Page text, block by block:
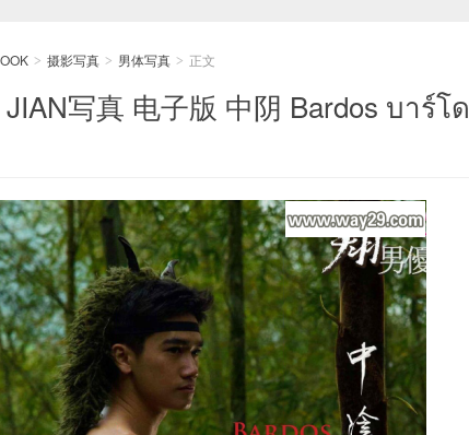
> 摄影写真 > 男体写真 > 正文
写真 电子版 中阴 Bardos บาร์โด